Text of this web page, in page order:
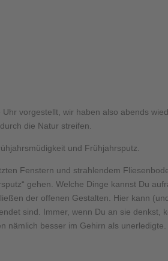
vorgestellt, wir haben also abends
die Natur streifen.
und Frühjahrsputz.
Fenstern und strahlendem
gehen. Welche Dinge kannst Du
der offenen Gestalten. Hier kann
sind. Immer, wenn Du an sie denkst,
nämlich besser im Gehirn als unerledigte.